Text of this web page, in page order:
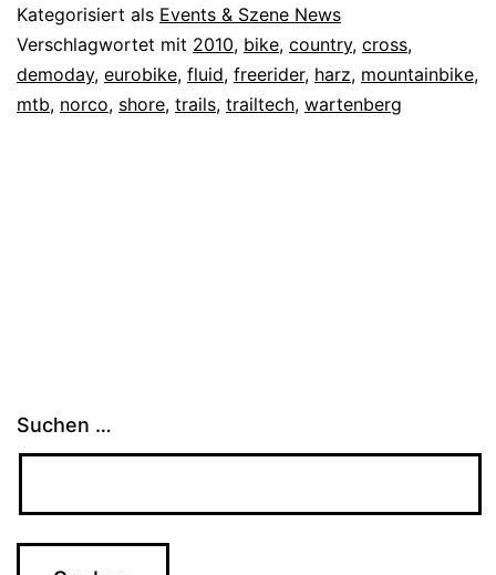
Kategorisiert als Events & Szene News
Verschlagwortet mit 2010, bike, country, cross,
demoday, eurobike, fluid, freerider, harz, mountainbike,
mtb, norco, shore, trails, trailtech, wartenberg
Suchen …